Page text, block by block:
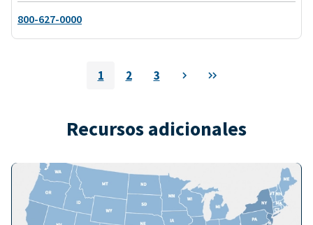
800-627-0000
Pagination
Current
1 Página
2 Página
3 SiguienteÚltimo
Recursos adicionales
Imagen